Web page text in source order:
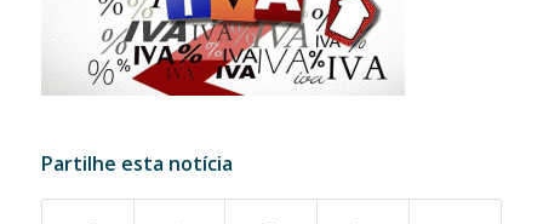
Partilhe esta notícia